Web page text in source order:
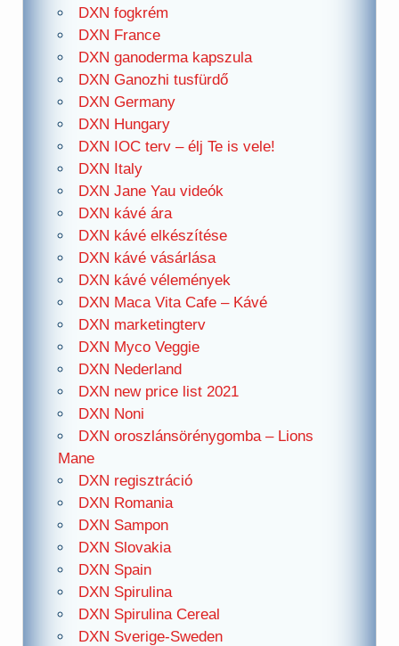
DXN fogkrém
DXN France
DXN ganoderma kapszula
DXN Ganozhi tusfürdő
DXN Germany
DXN Hungary
DXN IOC terv – élj Te is vele!
DXN Italy
DXN Jane Yau videók
DXN kávé ára
DXN kávé elkészítése
DXN kávé vásárlása
DXN kávé vélemények
DXN Maca Vita Cafe – Kávé
DXN marketingterv
DXN Myco Veggie
DXN Nederland
DXN new price list 2021
DXN Noni
DXN oroszlánsörénygomba – Lions
Mane
DXN regisztráció
DXN Romania
DXN Sampon
DXN Slovakia
DXN Spain
DXN Spirulina
DXN Spirulina Cereal
DXN Sverige-Sweden